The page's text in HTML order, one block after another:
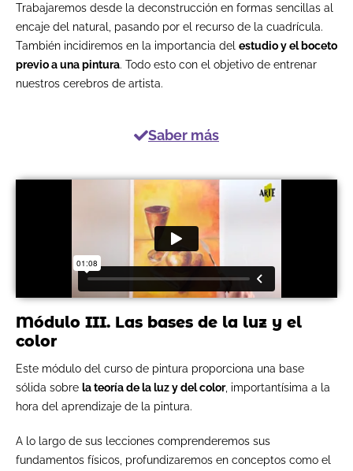
Trabajaremos desde la deconstrucción en formas sencillas al
encaje del natural, pasando por el recurso de la cuadrícula.
También incidiremos en la importancia del estudio y el boceto
previo a una pintura. Todo esto con el objetivo de entrenar
nuestros cerebros de artista.
Saber más
Módulo III. Las bases de la luz y el
color
Este módulo del curso de pintura proporciona una base
sólida sobre la teoría de la luz y del color, importantísima a la
hora del aprendizaje de la pintura.
A lo largo de sus lecciones comprenderemos sus
fundamentos físicos, profundizaremos en conceptos como el